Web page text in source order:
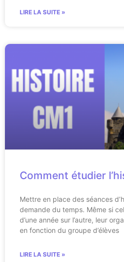
LIRE LA SUITE »
Comment étudier
Mettre en place des séances
demande du temps. Même si
d’une année sur l’autre, leur
en fonction du groupe d’élèves
LIRE LA SUITE »